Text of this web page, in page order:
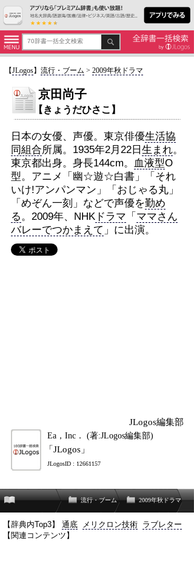
【JLogos】 流行・ブーム > 2009年秋ドラマ
京田尚子
【きょうだひさこ】
日本の女優、声優。東京俳優生活協
同組合所属。1935年2月22日 生まれ。
東京都出身。身長144cm。
血液型O
型。アニメ「幽☆遊☆白書」「それ
いけ!アンパンマン」「おじゃる丸」
「めぞん一刻」などで声優を勤め
る。2009年、NHKドラマ 「 ママさん
バレーでつかまえて 」に出演。
JLogos編集部
Ea，Inc． (著:JLogos編集部)
「JLogos」
JLogosID : 12661157
流行・ブーム 2009年秋ドラマ
【辞典内Top3】 通底 メリクロン技術 ラブレター
【関連コンテンツ】